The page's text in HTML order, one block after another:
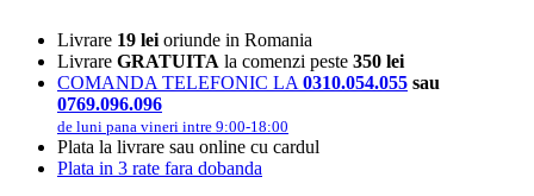
Livrare 19 lei oriunde in Romania
Livrare GRATUITA la comenzi peste 350 lei
COMANDA TELEFONIC LA 0310.054.055 sau
0769.096.096
de luni pana vineri intre 9:00-18:00
Plata la livrare sau online cu cardul
Plata in 3 rate fara dobanda